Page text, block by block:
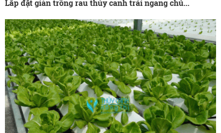
Lắp đặt giàn trồng rau thủy canh trải ngang chú...